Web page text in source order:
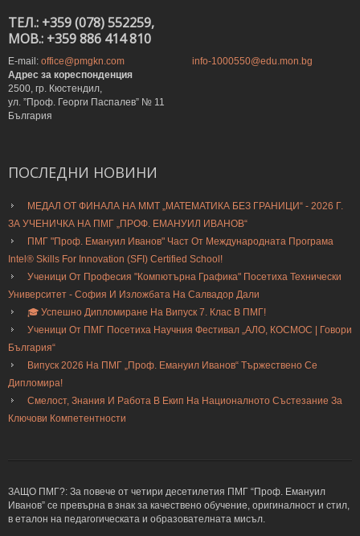
ТЕЛ.: +359 (078) 552259,
MOB.: +359 886 414 810
E-mail: office@pmgkn.com
info-1000550@edu.mon.bg
Адрес за кореспонденция
2500, гр. Кюстендил,
ул. ”Проф. Георги Паспалев” № 11
България
ПОСЛЕДНИ НОВИНИ
МЕДАЛ ОТ ФИНАЛА НА ММТ „МАТЕМАТИКА БЕЗ ГРАНИЦИ“ - 2026 Г.
ЗА УЧЕНИЧКА НА ПМГ „ПРОФ. ЕМАНУИЛ ИВАНОВ“
ПМГ "Проф. Емануил Иванов" Част От Международната Програма
Intel® Skills For Innovation (SFI) Certified School!
Ученици От Професия "Компютърна Графика" Посетиха Технически
Университет - София И Изложбата На Салвадор Дали
🎓 Успешно Дипломиране На Випуск 7. Клас В ПМГ!
Ученици От ПМГ Посетиха Научния Фестивал „АЛО, КОСМОС | Говори
България“
Випуск 2026 На ПМГ „Проф. Емануил Иванов“ Тържествено Се
Дипломира!
Смелост, Знания И Работа В Екип На Националното Състезание За
Ключови Компетентности
ЗАЩО ПМГ?: За повече от четири десетилетия ПМГ “Проф. Емануил
Иванов” се превърна в знак за качествено обучение, оригиналност и стил,
в еталон на педагогическата и образователната мисъл.